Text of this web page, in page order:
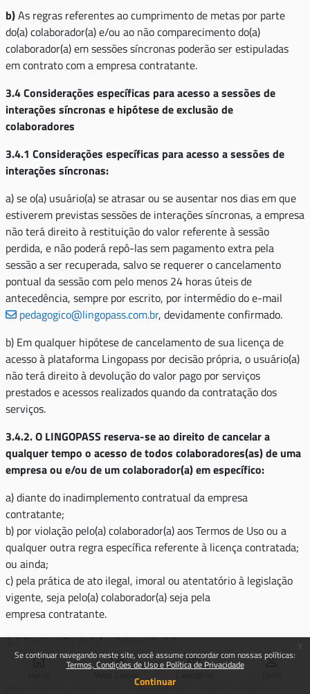
Se continuar navegando neste site, você assume concordar com nossas políticas:
Termos, Condições de Uso e Política de Privacidade
Continuar
b)As regras referentes ao cumprimento de metas por parte
do(a) colaborador(a) e/ou ao não comparecimento do(a)
colaborador(a) em sessões síncronas poderão ser estipuladas
em contrato com a empresa contratante.
3.4 Considerações específicas para acesso a sessões de
interações síncronas e hipótese de exclusão de
colaboradores
3.4.1 Considerações específicas para acesso a sessões de
interações síncronas:
a) se o(a) usuário(a) se atrasar ou se ausentar nos dias em que
estiverem previstas sessões de interações síncronas, a empresa
não terá direito à restituição do valor referente à sessão
perdida, e não poderá repô-las sem pagamento extra pela
sessão a ser recuperada, salvo se requerer o cancelamento
pontual da sessão com pelo menos 24 horas úteis de
antecedência, sempre por escrito, por intermédio do e-mail
pedagogico@lingopass.com.br, devidamente confirmado.
b) Em qualquer hipótese de cancelamento de sua licença de
acesso à plataforma Lingopass por decisão própria, o usuário(a)
não terá direito à devolução do valor pago por serviços
prestados e acessos realizados quando da contratação dos
serviços.
3.4.2. O LINGOPASS reserva-se ao direito de cancelar a
qualquer tempo o acesso de todos colaboradores(as) de uma
empresa ou e/ou de um colaborador(a) em específico:
a) diante do inadimplemento contratual da empresa
contratante;
b) por violação pelo(a) colaborador(a) aos Termos de Uso ou a
qualquer outra regra específica referente à licença contratada;
ou ainda;
c) pela prática de ato ilegal, imoral ou atentatório à legislação
vigente, seja pelo(a) colaborador(a) seja pela
empresa contratante.
3.5 Declaração do(a) colaborador(a)
O(A) colaborador(a) declara ter sido previamente orientado(a)
pela empresa a qual está vinculada com relação a todos os